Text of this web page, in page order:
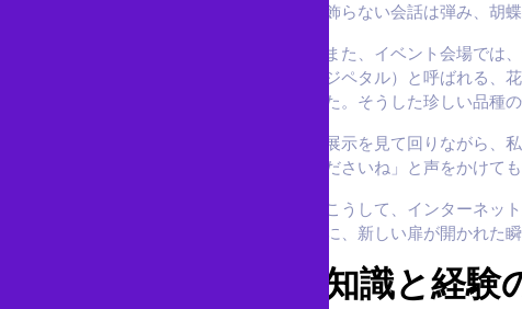
飾らない会話は弾み、胡
また、イベント会場では
ジペタル）と呼ばれる、
た。そうした珍しい品種
展示を見て回りながら、
ださいね」と声をかけて
こうして、インターネッ
に、新しい扉が開かれた瞬
知識と経験